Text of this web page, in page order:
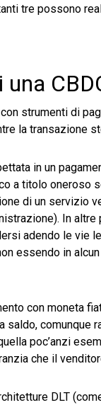
tre possono
strumenti di
la transazione
in un
a titolo oneroso
di un servizio
In
adendo le
essendo in
con moneta
comunque
poc’anzi
che il
DLT